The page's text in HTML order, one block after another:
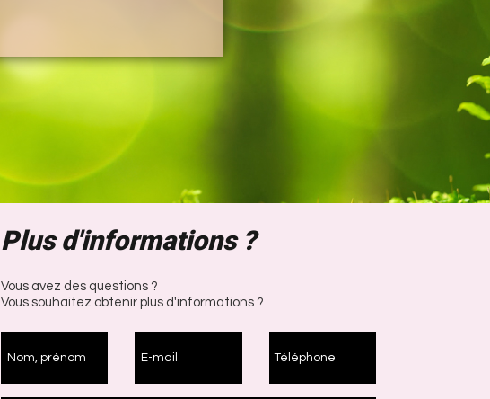
Plus d'informations ?
Vous avez des questions ?
Vous souhaitez obtenir plus d'informations ?
Nom, prénom E-mail Téléphone